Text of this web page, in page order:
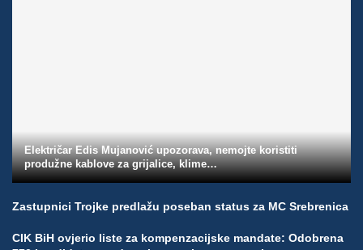
Električar Edis Mujanović upozorava, nemojte koristiti
produžne kablove za grijalice, klime…
Zastupnici Trojke predlažu poseban status za MC Srebrenica
CIK BiH ovjerio liste za kompenzacijske mandate: Odobrena